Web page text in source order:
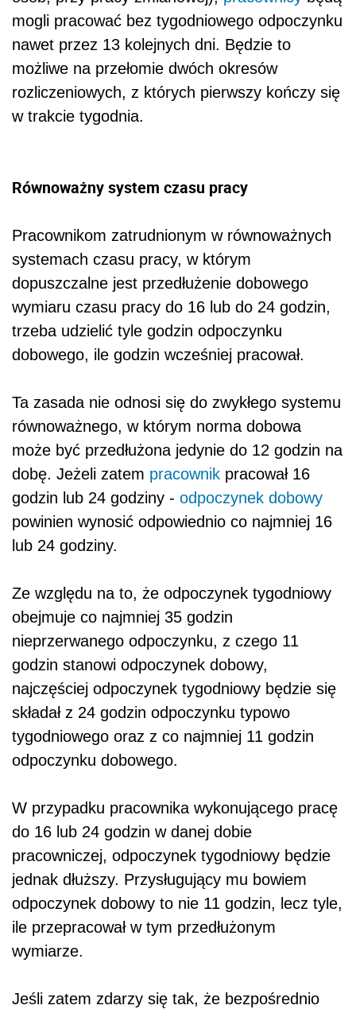
mogli pracować bez tygodniowego odpoczynku
nawet przez 13 kolejnych dni. Będzie to
możliwe na przełomie dwóch okresów
rozliczeniowych, z których pierwszy kończy się
w trakcie tygodnia.
Równoważny system czasu pracy
Pracownikom zatrudnionym w równoważnych
systemach czasu pracy, w którym
dopuszczalne jest przedłużenie dobowego
wymiaru czasu pracy do 16 lub do 24 godzin,
trzeba udzielić tyle godzin odpoczynku
dobowego, ile godzin wcześniej pracował.
Ta zasada nie odnosi się do zwykłego systemu
równoważnego, w którym norma dobowa
może być przedłużona jedynie do 12 godzin na
dobę. Jeżeli zatem pracownik pracował 16
godzin lub 24 godziny - odpoczynek dobowy
powinien wynosić odpowiednio co najmniej 16
lub 24 godziny.
Ze względu na to, że odpoczynek tygodniowy
obejmuje co najmniej 35 godzin
nieprzerwanego odpoczynku, z czego 11
godzin stanowi odpoczynek dobowy,
najczęściej odpoczynek tygodniowy będzie się
składał z 24 godzin odpoczynku typowo
tygodniowego oraz z co najmniej 11 godzin
odpoczynku dobowego.
W przypadku pracownika wykonującego pracę
do 16 lub 24 godzin w danej dobie
pracowniczej, odpoczynek tygodniowy będzie
jednak dłuższy. Przysługujący mu bowiem
odpoczynek dobowy to nie 11 godzin, lecz tyle,
ile przepracował w tym przedłużonym
wymiarze.
Jeśli zatem zdarzy się tak, że bezpośrednio